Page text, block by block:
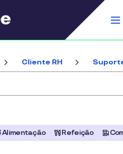
principal
Cliente RH
Alimentação Refeição